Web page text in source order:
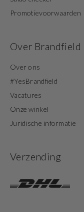
Promotievoorwaarden
Over Brandfield
Over ons
#YesBrandfield
Vacatures
Onze winkel
Juridische informatie
Verzending